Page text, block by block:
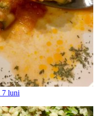
7 luni